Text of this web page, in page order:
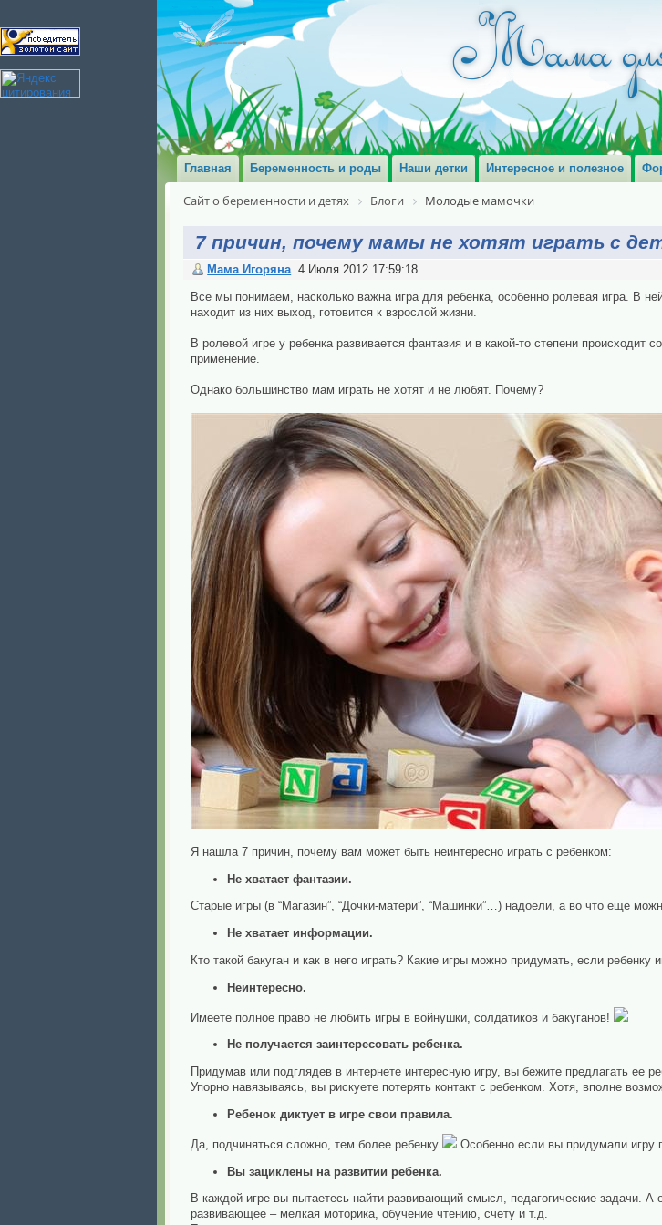
Главная Беременность и роды Наши детки Интересное и полезное
Сайт о беременности и детях Блоги Молодые мамочки
7 причин, почему мамы не хотят играть с
Мама Игоряна 4 Июля 2012 17:59:18
Все мы понимаем, насколько важна игра для ребенка, особенно ролевая игра. В
находит из них выход, готовится к взрослой жизни.
В ролевой игре у ребенка развивается фантазия и в какой-то степени происходит
применение.
Однако большинство мам играть не хотят и не любят. Почему?
Я нашла 7 причин, почему вам может быть неинтересно играть с ребенком:
Не хватает фантазии.
Старые игры (в “Магазин”, “Дочки-матери”, “Машинки”…) надоели, а во что еще
Не хватает информации.
Кто такой бакуган и как в него играть? Какие игры можно придумать, если
Неинтересно.
Имеете полное право не любить игры в войнушки, солдатиков и бакуганов!
Не получается заинтересовать ребенка.
Придумав или подглядев в интернете интересную игру, вы бежите предлагать ее
Упорно навязываясь, вы рискуете потерять контакт с ребенком. Хотя, вполне
Ребенок диктует в игре свои правила.
Да, подчиняться сложно, тем более ребенку
Особенно если вы придумали игру
Вы зациклены на развитии ребенка.
В каждой игре вы пытаетесь найти развивающий смысл, педагогические задачи.
развивающее – мелкая моторика, обучение чтению, счету и т.д.